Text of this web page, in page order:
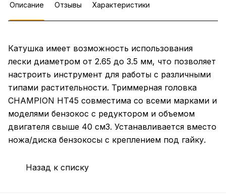
Описание Отзывы Характеристики
Катушка имеет возможность использования
лески диаметром от 2.65 до 3.5 мм, что позволяет
настроить инструмент для работы с различными
типами растительности. Триммерная головка
CHAMPION HT45 совместима со всеми марками и
моделями бензокос с редуктором и объемом
двигателя свыше 40 см3. Устанавливается вместо
ножа/диска бензокосы с креплением под гайку.
Назад к списку